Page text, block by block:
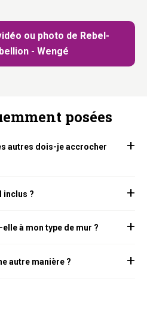
ou photo de Rebel-
- Wengé
posées
autres dois-je accrocher
inclus ?
à mon type de mur ?
autre manière ?